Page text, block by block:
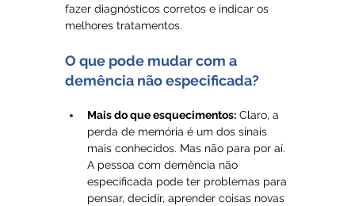
fazer diagnósticos corretos e indicar os
melhores tratamentos.
O que pode mudar com a
demência não especificada?
Mais do que esquecimentos: Claro, a
perda de memória é um dos sinais
mais conhecidos. Mas não para por aí.
A pessoa com demência não
especificada pode ter problemas para
pensar, decidir, aprender coisas novas